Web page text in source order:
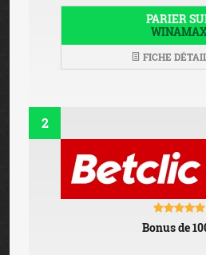
PARIER
FICHE
2
Bonus de